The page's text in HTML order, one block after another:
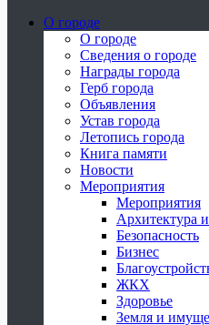
О городе
О городе
Сведения о городе
Награды города
Герб города
Объявления
Устав города
Летопись города
Книга памяти
Новости
Мероприятия
Мероприятия
Архитектура
Безопасность
Бизнес
ЖКХ
Здоровье
Земля и